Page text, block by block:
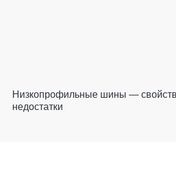
Низкопрофильные шины —
недостатки